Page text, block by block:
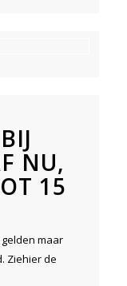
NU,
15
maar
Ziehier de